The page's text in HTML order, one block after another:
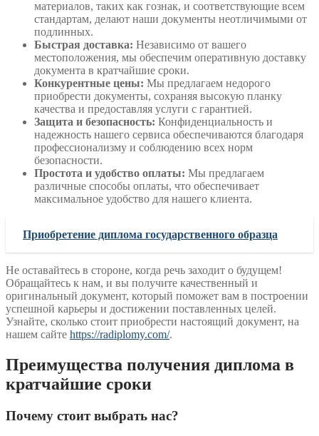
материалов, таких как гознак, и соответствующие всем
стандартам, делают наши документы неотличимыми от
подлинных.
Быстрая доставка: Независимо от вашего
местоположения, мы обеспечим оперативную доставку
документа в кратчайшие сроки.
Конкурентные цены: Мы предлагаем недорого
приобрести документы, сохраняя высокую планку
качества и предоставляя услуги с гарантией.
Защита и безопасность: Конфиденциальность и
надежность нашего сервиса обеспечиваются благодаря
профессионализму и соблюдению всех норм
безопасности.
Простота и удобство оплаты: Мы предлагаем
различные способы оплаты, что обеспечивает
максимальное удобство для нашего клиента.
Приобретение диплома государственного образца
Не оставайтесь в стороне, когда речь заходит о будущем!
Обращайтесь к нам, и вы получите качественный и
оригинальный документ, который поможет вам в построении
успешной карьеры и достижении поставленных целей.
Узнайте, сколько стоит приобрести настоящий документ, на
нашем сайте https://radiplomy.com/.
Преимущества получения диплома в
кратчайшие сроки
Почему стоит выбрать нас?